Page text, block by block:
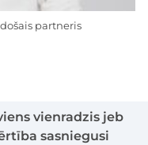
vienradzis jeb
sasniegusi
partneris